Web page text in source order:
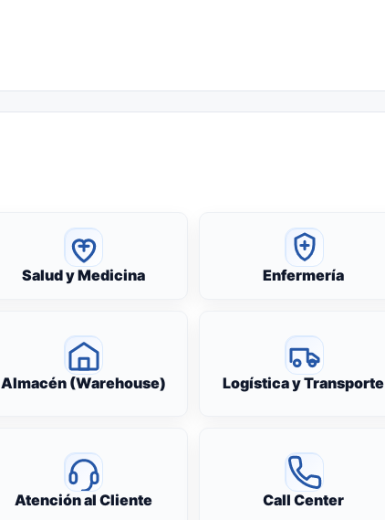
Salud y Medicina Enfermería
Almacén (Warehouse) Logística y Transporte
Atención al Cliente Call Center